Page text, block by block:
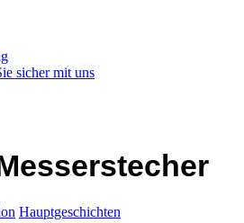
sicher mit uns
Hauptgeschichten